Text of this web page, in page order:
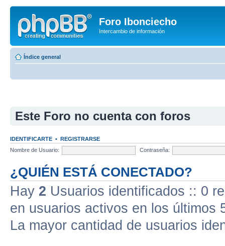
Foro Ibonciecho
Intercambio de información
Índice general
Este Foro no cuenta con foros
IDENTIFICARTE • REGISTRARSE
Nombre de Usuario:
Contraseña:
¿QUIÉN ESTÁ CONECTADO?
Hay 2 Usuarios identificados :: 0
en usuarios activos en los últimos
La mayor cantidad de usuarios